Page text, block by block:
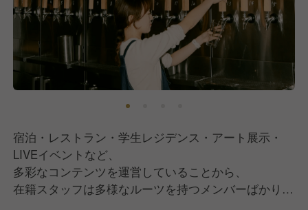
ちの存在意義です。
宿泊・レストラン・学生レジデンス・アート展示・
LIVEイベントなど、
多彩なコンテンツを運営していることから、
在籍スタッフは多様なルーツを持つメンバーばかり。